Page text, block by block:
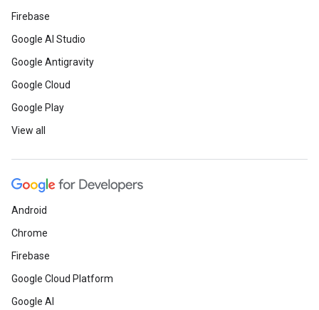
Firebase
Google AI Studio
Google Antigravity
Google Cloud
Google Play
View all
Android
Chrome
Firebase
Google Cloud Platform
Google AI